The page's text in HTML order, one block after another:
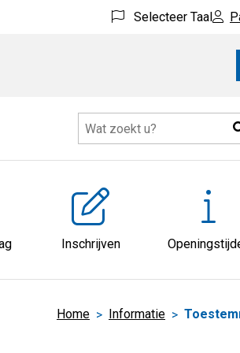
Selecteer Taal
Inschrijven
Home Informatie